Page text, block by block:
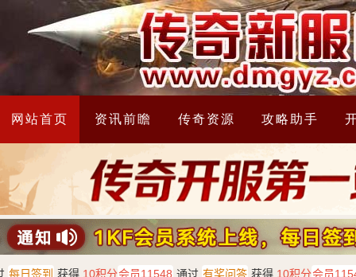
网站首页 资讯前瞻 传奇资源 攻略助手